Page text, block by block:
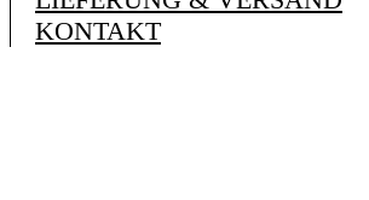
KONTAKT